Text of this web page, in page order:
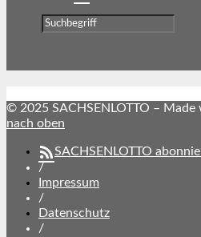
© 2025 SACHSENLOTTO –
nach oben
SACHSENLOTTO
/
Impressum
/
Datenschutz
/